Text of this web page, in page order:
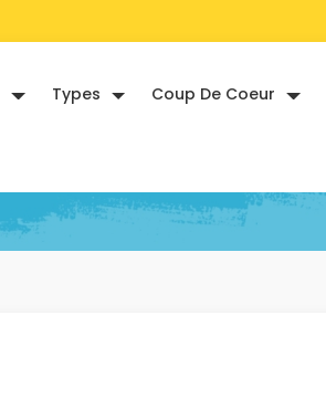
Types Coup De Coeur